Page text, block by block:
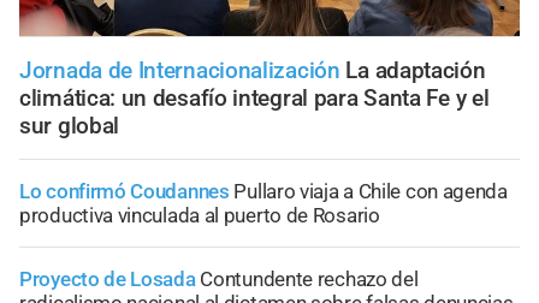
Jornada de Internacionalización La adaptación
climática: un desafío integral para Santa Fe y el
sur global
Lo confirmó Coudannes Pullaro viaja a Chile con agenda
productiva vinculada al puerto de Rosario
Proyecto de Losada Contundente rechazo del